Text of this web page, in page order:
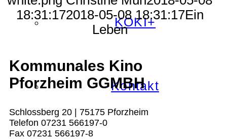
KOKI+
Kontakt
18:31:172018-05-08 18:31:17Ein
Leben
Kommunales Kino
Pforzheim GGMBH
Schlossberg 20 | 75175 Pforzheim
Telefon 07231 566197-0
Fax 07231 566197-8